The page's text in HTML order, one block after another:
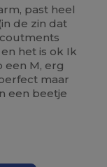
past heel
de zin dat
het is ok Ik
een M, erg
maar
een beetje